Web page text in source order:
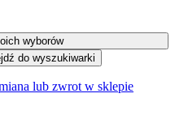
wyborów
do wyszukiwarki
lub zwrot w sklepie